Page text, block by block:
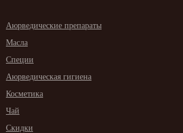
Аюрведические препараты
Масла
Специи
Аюрведическая гигиена
Косметика
Чай
Скидки